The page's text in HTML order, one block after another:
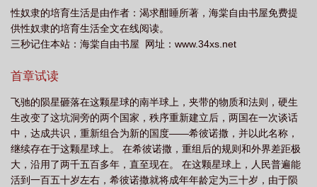
隶的生活药怎么吃 奴隶的生活是怎样的? 奴隶性的意思 性奴是怎样养成
的 奴性的产生 奴隶的生活 teaching
性奴隶的培育生活是由作者：渴求酣睡所著，海棠自由书屋免费提
供性奴隶的培育生活全文在线阅读。
三秒记住本站：海棠自由书屋 网址：www.34xs.net
首章试读
飞驰的陨星砸落在这颗星球的南半球上，夹带的物质和法则，硬生
生改变了这坑洞旁的两个国家，秩序重新建立后，两国在一次谈话
中，达成共识，重新组合为新的国度——希彼诺撒，并以此名称，
继续存在于这颗星球上。 在希彼诺撒，重组后的规则和外界差距极
大，沿用了两千五百多年，直至现在。 在这颗星球上，人民普遍能
活到一百五十岁左右，希彼诺撒就将成年年龄定为三十岁，由于陨